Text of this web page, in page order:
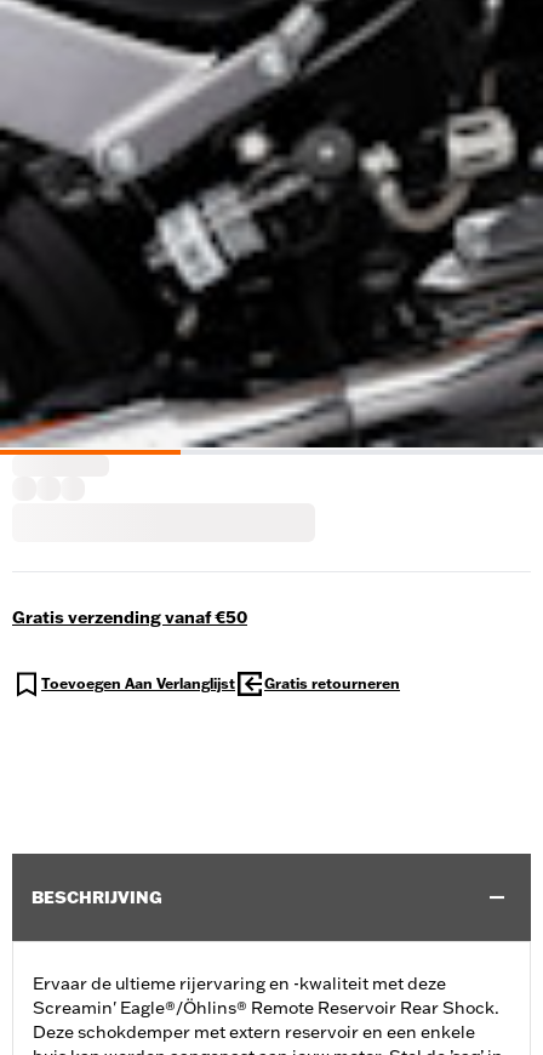
Gratis verzending vanaf €50
Toevoegen Aan Verlanglijst Gratis retourneren
BESCHRIJVING
Ervaar de ultieme rijervaring en -kwaliteit met deze
Screamin' Eagle®/Öhlins® Remote Reservoir Rear Shock.
Deze schokdemper met extern reservoir en een enkele